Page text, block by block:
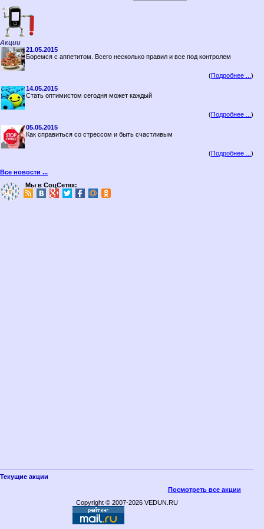
Акции
21.05.2015
Боремся с аппетитом. Всего несколько правил и все под контролем
(Подробнее ...)
14.05.2015
Стать оптимистом сегодня может каждый
(Подробнее ...)
05.05.2015
Как справиться со стрессом и быть счастливым
(Подробнее ...)
Все новости ...
Мы в СоцСетях:
Текущие акции
Посмотреть все акции
Copyright © 2007-2026 VEDUN.RU